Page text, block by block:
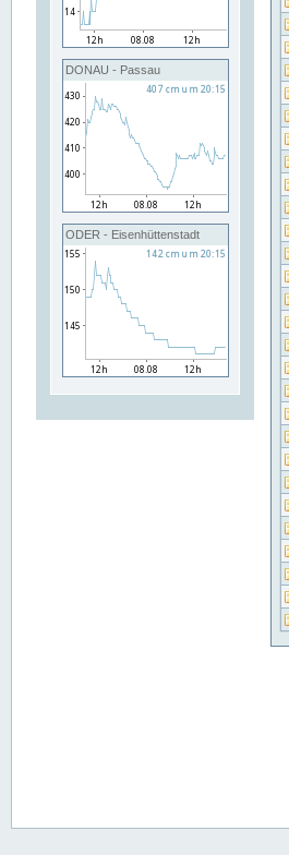
DONAU - Passau
ODER - Eisenhüttenstadt